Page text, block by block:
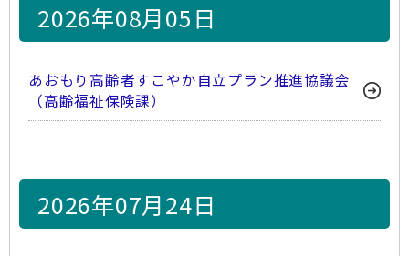
2026年08月05日
あおもり高齢者すこやか自立プラン推進協議会
（高齢福祉保険課）
2026年07月24日